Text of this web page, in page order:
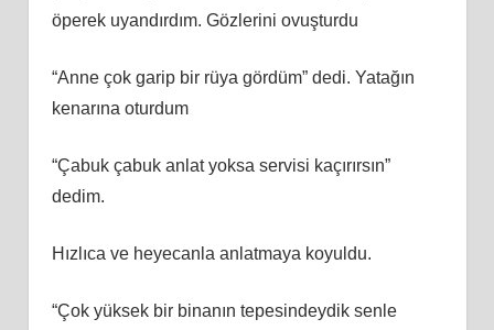
öperek uyandırdım. Gözlerini ovuşturdu
“Anne çok garip bir rüya gördüm” dedi. Yatağın
kenarına oturdum
“Çabuk çabuk anlat yoksa servisi kaçırırsın”
dedim.
Hızlıca ve heyecanla anlatmaya koyuldu.
“Çok yüksek bir binanın tepesindeydik senle